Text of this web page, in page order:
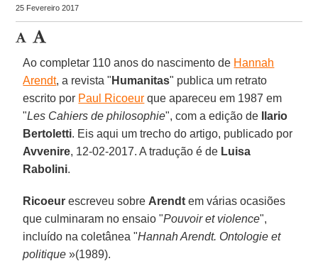
25 Fevereiro 2017
Ao completar 110 anos do nascimento de Hannah
Arendt, a revista " Humanitas" publica um retrato
escrito por Paul Ricoeur que apareceu em 1987 em
"Les Cahiers de philosophie", com a edição de
Ilario
Bertoletti. Eis aqui um trecho do artigo, publicado por
Avvenire, 12-02-2017. A tradução é de Luisa
Rabolini.
Ricoeur escreveu sobre Arendt em várias ocasiões
que culminaram no ensaio "Pouvoir et violence",
incluído na coletânea "Hannah Arendt. Ontologie et
politique »(1989).